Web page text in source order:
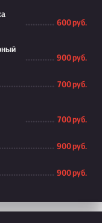
600 руб.
900 руб.
700 руб.
700 руб.
900 руб.
900 руб.